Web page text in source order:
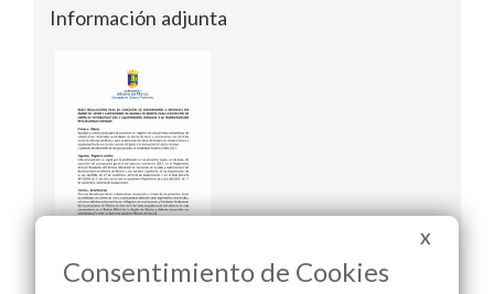
Información adjunta
Bases
X
Consentimiento de Cookies